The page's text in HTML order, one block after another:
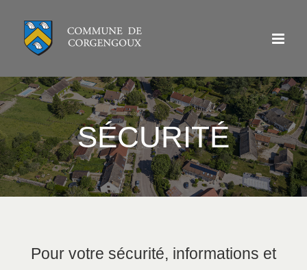
contenu
SÉCURITÉ
Pour votre sécurité, informations et